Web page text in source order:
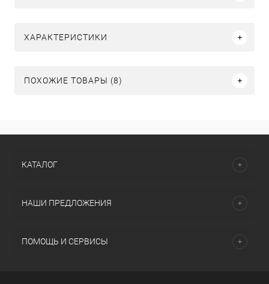
ХАРАКТЕРИСТИКИ
ПОХОЖИЕ ТОВАРЫ (8)
КАТАЛОГ
НАШИ ПРЕДЛОЖЕНИЯ
ПОМОЩЬ И СЕРВИСЫ